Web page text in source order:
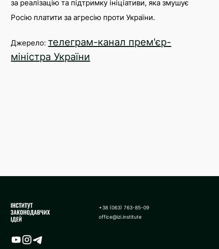
за реалізацію та підтримку ініціативи, яка змушує
Росію платити за агресію проти України.
Джерело: телеграм-канал прем'єр-
міністра України
+38 (063) 763-85-09
office@izi.institute